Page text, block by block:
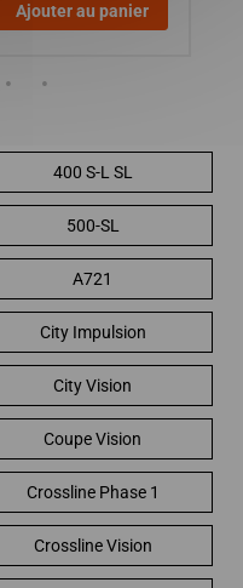
Ajouter au panier
400 S-L SL
500-SL
A721
City Impulsion
City Vision
Coupe Vision
Crossline Phase 1
Crossline Vision